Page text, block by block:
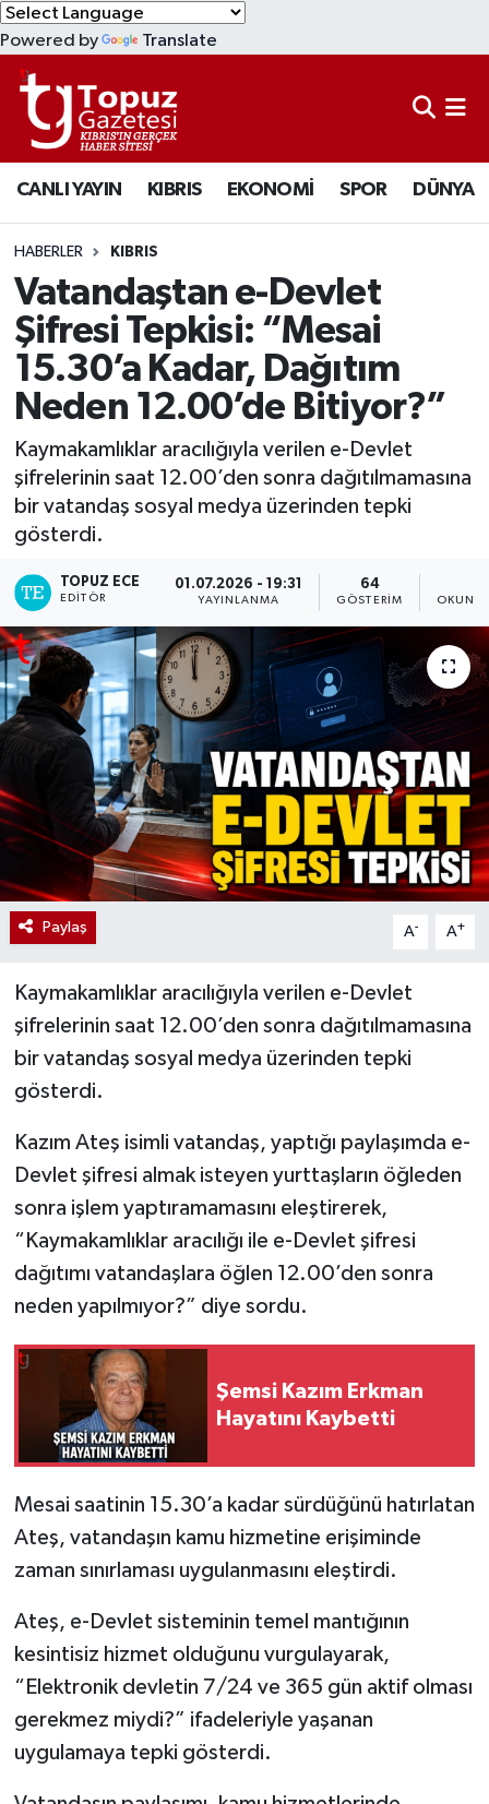
Powered by Translate
CANLI YAYIN KIBRIS EKONOMİ SPOR DÜNYA
HABERLER KIBRIS
Vatandaştan e-Devlet
Şifresi Tepkisi: “Mesai
15.30’a Kadar, Dağıtım
Neden 12.00’de Bitiyor?”
Kaymakamlıklar aracılığıyla verilen e-Devlet
şifrelerinin saat 12.00’den sonra dağıtılmamasına
bir vatandaş sosyal medya üzerinden tepki
gösterdi.
TOPUZ ECE
EDITÖR
01.07.2026 - 19:31
YAYINLANMA
64
GÖSTERIM
Paylaş A- A+
Kaymakamlıklar aracılığıyla verilen e-Devlet
şifrelerinin saat 12.00’den sonra dağıtılmamasına
bir vatandaş sosyal medya üzerinden tepki
gösterdi.
Kazım Ateş isimli vatandaş, yaptığı paylaşımda e-
Devlet şifresi almak isteyen yurttaşların öğleden
sonra işlem yaptıramamasını eleştirerek,
“Kaymakamlıklar aracılığı ile e-Devlet şifresi
dağıtımı vatandaşlara öğlen 12.00’den sonra
neden yapılmıyor?” diye sordu.
Şemsi Kazım Erkman
Hayatını Kaybetti
Mesai saatinin 15.30’a kadar sürdüğünü hatırlatan
Ateş, vatandaşın kamu hizmetine erişiminde
zaman sınırlaması uygulanmasını eleştirdi.
Ateş, e-Devlet sisteminin temel mantığının
kesintisiz hizmet olduğunu vurgulayarak,
“Elektronik devletin 7/24 ve 365 gün aktif olması
gerekmez miydi?” ifadeleriyle yaşanan
uygulamaya tepki gösterdi.
KIBRIS
DÜNYA
EKONOMİ
MAGAZİN
SAĞLIK
SPOR
TEKNOLOJİ
TÜRKİYE
Lefkoşa Nöbetçi Eczaneler
Lefkoşa Hava Durumu
Lefkoşa Trafik Yoğunluk Haritası
Süper Lig Puan Durumu ve Fikstür
Tüm Manşetler
Son Dakika Haberleri
Haber Arşivi